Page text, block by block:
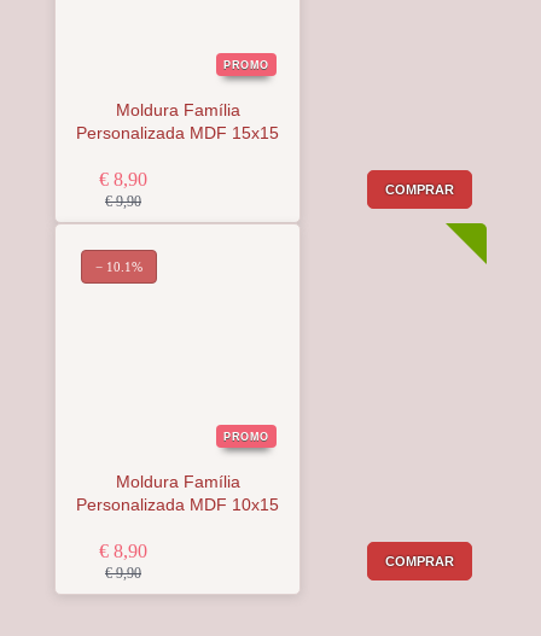
PROMO
Moldura Família
Personalizada MDF 15x15
€ 8,90
€ 9,90
COMPRAR
PROMO
Moldura Família
Personalizada MDF 10x15
€ 8,90
€ 9,90
COMPRAR
− 10.1%